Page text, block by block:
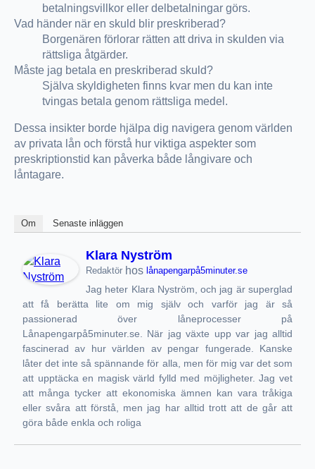
betalningsvillkor eller delbetalningar görs.
Vad händer när en skuld blir preskriberad?
Borgenären förlorar rätten att driva in skulden via
rättsliga åtgärder.
Måste jag betala en preskriberad skuld?
Själva skyldigheten finns kvar men du kan inte
tvingas betala genom rättsliga medel.
Dessa insikter borde hjälpa dig navigera genom världen
av privata lån och förstå hur viktiga aspekter som
preskriptionstid kan påverka både långivare och
låntagare.
Om Senaste inläggen
Klara Nyström
Redaktör hos lånapengarpå5minuter.se
Jag heter Klara Nyström, och jag är superglad
att få berätta lite om mig själv och varför jag är så
passionerad över låneprocesser på
Lånapengarpå5minuter.se. När jag växte upp var jag alltid
fascinerad av hur världen av pengar fungerade. Kanske
låter det inte så spännande för alla, men för mig var det som
att upptäcka en magisk värld fylld med möjligheter. Jag vet
att många tycker att ekonomiska ämnen kan vara tråkiga
eller svåra att förstå, men jag har alltid trott att de går att
göra både enkla och roliga